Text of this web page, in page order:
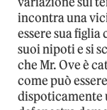
incontra una
essere sua
suoi nipoti e si
che Mr. Ove è
come può
dispoticamente